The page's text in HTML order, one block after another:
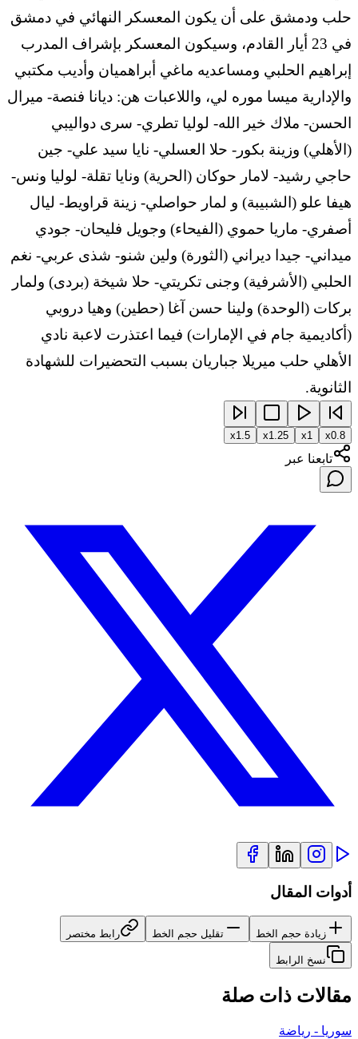
حلب ودمشق على أن يكون المعسكر النهائي في دمشق
في 23 أيار القادم، وسيكون المعسكر بإشراف المدرب
إبراهيم الحلبي ومساعديه ماغي أبراهميان وأديب مكتبي
والإدارية ميسا موره لي، واللاعبات هن: ديانا فنصة- ميرال
الحسن- ملاك خير الله- لوليا تطري- سرى دواليبي
(الأهلي) وزينة بكور- حلا العسلي- نايا سيد علي- جين
حاجي رشيد- لامار حوكان (الحرية) ونايا تقلة- لوليا ونس-
هيفا علو (الشبيبة) و لمار حواصلي- زينة قراويط- ليال
أصفري- ماريا حموي (الفيحاء) وجويل فليحان- جودي
ميداني- جيدا ديراني (الثورة) ولين شنو- شذى عربي- نغم
الحلبي (الأشرفية) وجنى تكريتي- حلا شيخة (بردى) ولمار
بركات (الوحدة) ولينا حسن آغا (حطين) وهيا دروبي
(أكاديمية جام في الإمارات) فيما اعتذرت لاعبة نادي
الأهلي حلب ميريلا جباريان بسبب التحضيرات للشهادة
الثانوية.
x0.8
x1
x1.25
x1.5
تابعنا عبر
أدوات المقال
زيادة حجم الخط تقليل حجم الخط رابط مختصر
نسخ الرابط
مقالات ذات صلة
سوريا - رياضة